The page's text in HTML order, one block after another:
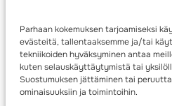
Parhaan kokemuksen tarjoamiseksi
evästeitä, tallentaaksemme ja/tai
tekniikoiden hyväksyminen antaa
kuten selauskäyttäytymistä tai
Suostumuksen jättäminen tai
ominaisuuksiin ja toimintoihin.
Kartoitus
Ratamestari
© 2025 ·Suomen Suunnistusliitto·